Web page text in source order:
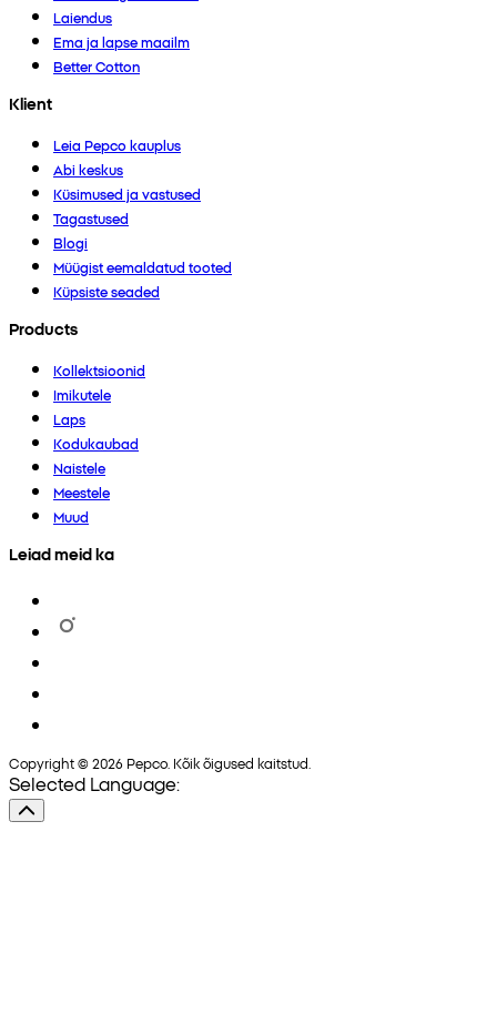
Laiendus
Ema ja lapse maailm
Better Cotton
Klient
Leia Pepco kauplus
Abi keskus
Küsimused ja vastused
Tagastused
Blogi
Müügist eemaldatud tooted
Küpsiste seaded
Products
Kollektsioonid
Imikutele
Laps
Kodukaubad
Naistele
Meestele
Muud
Leiad meid ka
Copyright © 2026 Pepco. Kõik õigused kaitstud.
Selected Language: